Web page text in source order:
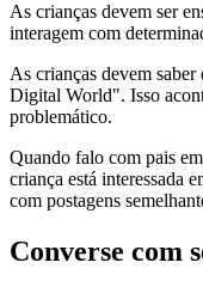
As crianças devem ser
interagem com
As crianças devem
Digital World". Isso
problemático.
Quando falo com pais
criança está interessada
com postagens
Converse com